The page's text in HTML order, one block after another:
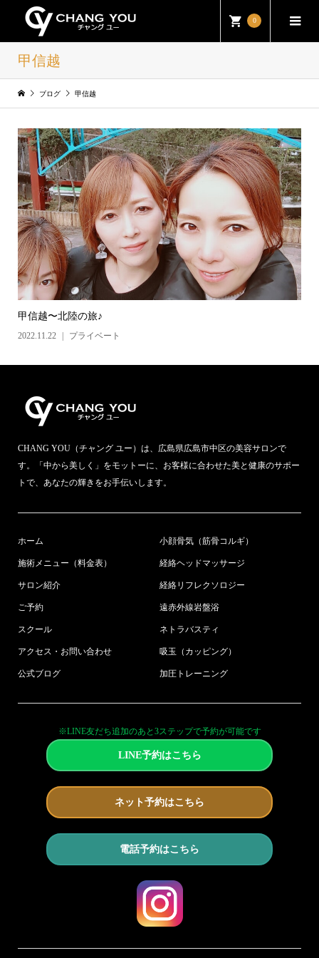
0
甲信越
ブログ 甲信越
甲信越〜北陸の旅♪
2022.11.22 プライベート
CHANG YOU（チャング ユー）は、広島県広島市中区の美容サロンで
す。「中から美しく」をモットーに、お客様に合わせた美と健康のサポー
トで、あなたの輝きをお手伝いします。
ホーム
施術メニュー（料金表）
サロン紹介
ご予約
スクール
アクセス・お問い合わせ
公式ブログ
小顔骨気（筋骨コルギ）
経絡ヘッドマッサージ
経絡リフレクソロジー
遠赤外線岩盤浴
ネトラバスティ
吸玉（カッピング）
加圧トレーニング
※LINE友だち追加のあと3ステップで予約が可能です
LINE予約はこちら
ネット予約はこちら
電話予約はこちら